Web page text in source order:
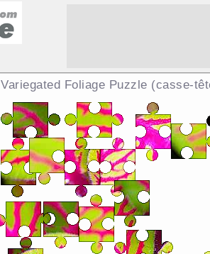
Variegated Foliage Puzzle (casse-